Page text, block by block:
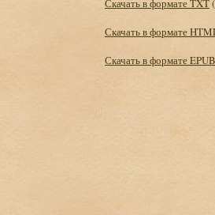
Скачать в формате TXT
Скачать в формате
Скачать в формате EPUB